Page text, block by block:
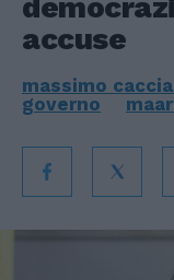
accuse
massimo
governo